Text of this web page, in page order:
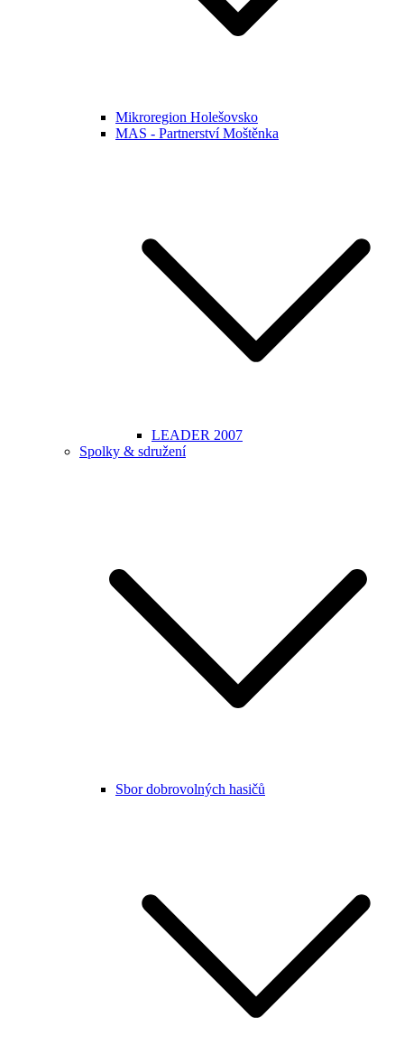
Mikroregion Holešovsko
MAS - Partnerství Moštěnka
LEADER 2007
Spolky & sdružení
Sbor dobrovolných hasičů